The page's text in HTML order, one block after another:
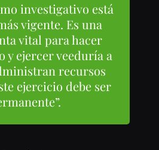
investigativo está
vigente. Es una
vital para hacer
y ejercer veeduría a
recursos
ejercicio debe ser